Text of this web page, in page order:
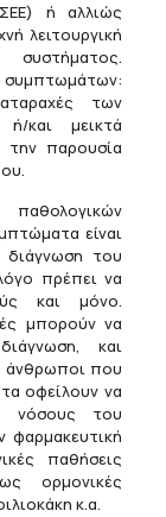
ή αλλιώς
λειτουργική
των
ή/και μεικτά
παρουσία
είναι
διάγνωση του
πρέπει να
και μόνο.
μπορούν να
και
άνθρωποι που
οφείλουν να
νόσους του
φαρμακευτική
παθήσεις
ορμονικές
κ.α.